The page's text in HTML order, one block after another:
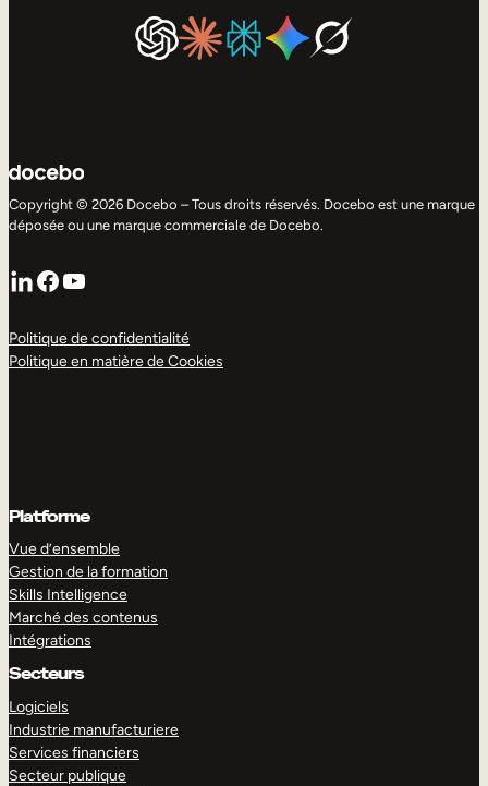
Copyright © 2026 Docebo – Tous droits réservés. Docebo est une marque
déposée ou une marque commerciale de Docebo.
LinkedIn
Facebook
YouTube
Politique de confidentialité
Politique en matière de Cookies
Platforme
Vue d’ensemble
Gestion de la formation
Skills Intelligence
Marché des contenus
Intégrations
Secteurs
Logiciels
Industrie manufacturiere
Services financiers
Secteur publique